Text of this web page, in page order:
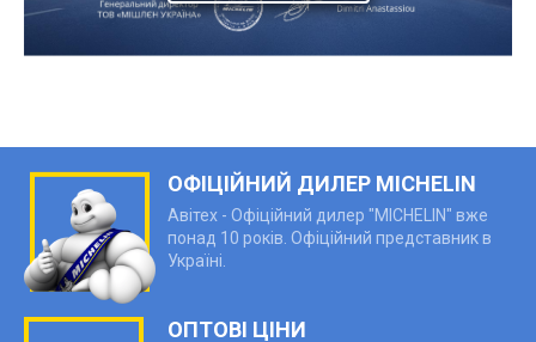
ОФІЦІЙНИЙ ДИЛЕР MICHELIN
Авітех - Офіційний дилер "MICHELIN" вже
понад 10 років. Офіційний представник в
Україні.
ОПТОВІ ЦІНИ